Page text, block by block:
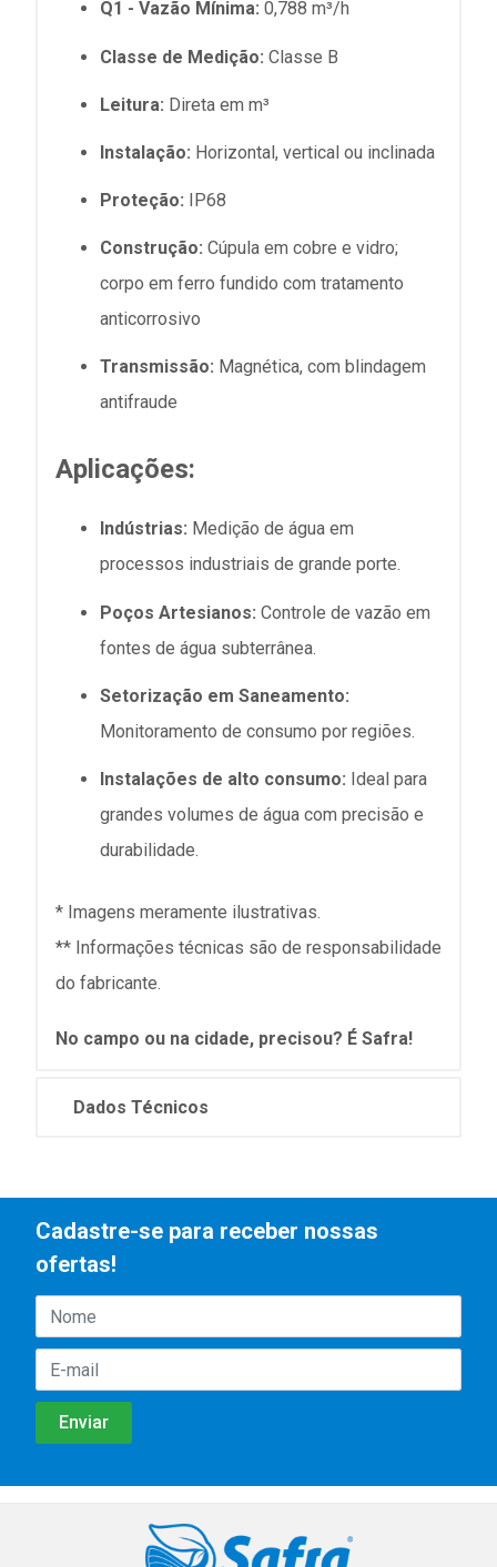
Q1 - Vazão Mínima: 0,788 m³/h
Classe de Medição: Classe B
Leitura: Direta em m³
Instalação: Horizontal, vertical ou inclinada
Proteção: IP68
Construção: Cúpula em cobre e vidro;
corpo em ferro fundido com tratamento
anticorrosivo
Transmissão: Magnética, com blindagem
antifraude
Aplicações:
Indústrias: Medição de água em
processos industriais de grande porte.
Poços Artesianos: Controle de vazão em
fontes de água subterrânea.
Setorização em Saneamento:
Monitoramento de consumo por regiões.
Instalações de alto consumo: Ideal para
grandes volumes de água com precisão e
durabilidade.
* Imagens meramente ilustrativas.
** Informações técnicas são de responsabilidade
do fabricante.
No campo ou na cidade, precisou? É Safra!
Dados Técnicos
Cadastre-se para receber nossas
ofertas!